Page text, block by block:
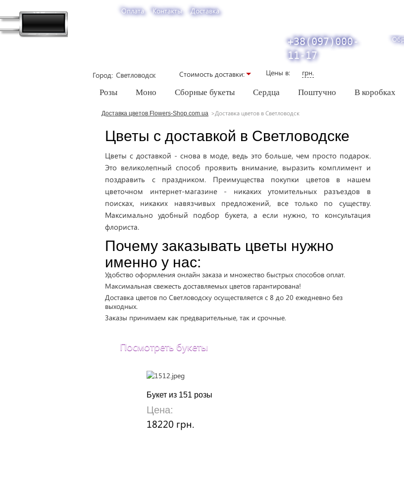
Оплата Контакты Доставка
+38(097)000-
11-17
Город Стоимость доставки: Цены в: грн.
Розы Моно Сборные букеты Сердца Поштучно В коробках
Доставка цветов Flowers-Shop.com.ua Доставка цветов в Светловодск
Цветы с доставкой в Светловодске
Цветы с доставкой - снова в моде, ведь это больше, чем просто подарок.
Это великолепный способ проявить внимание, выразить комплимент и
поздравить с праздником. Преимущества покупки цветов в нашем
цветочном интернет-магазине - никаких утомительных разъездов в
поисках, никаких навязчивых предложений, все только по существу.
Максимально удобный подбор букета, а если нужно, то консультация
флориста.
Почему заказывать цветы нужно
именно у нас:
Удобство оформления онлайн заказа и множество быстрых способов оплат.
Максимальная свежесть доставляемых цветов гарантирована!
Доставка цветов по Светловодску осуществляется с 8 до 20 ежедневно без
выходных.
Заказы принимаем как предварительные, так и срочные.
Посмотреть букеты
Букет из 151 розы
Цена:
18220 грн.